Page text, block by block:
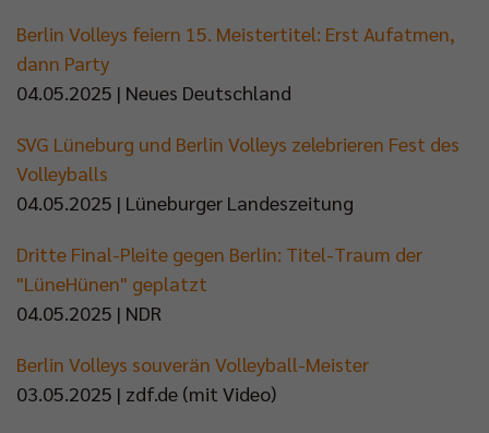
Berlin Volleys feiern 15. Meistertitel: Erst Aufatmen,
dann Party
04.05.2025 | Neues Deutschland
SVG Lüneburg und Berlin Volleys zelebrieren Fest des
Volleyballs
04.05.2025 | Lüneburger Landeszeitung
Dritte Final-Pleite gegen Berlin: Titel-Traum der
"LüneHünen" geplatzt
04.05.2025 | NDR
Berlin Volleys souverän Volleyball-Meister
03.05.2025 | zdf.de (mit Video)